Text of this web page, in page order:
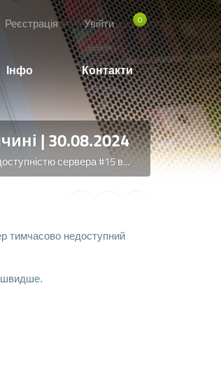
0
Увійти
Реєстрація
Інфо Контакти
| 30.08.2024
сервера #15 в...
тимчасово недоступний
швидше.